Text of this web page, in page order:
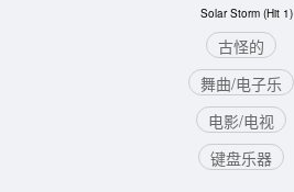
Solar Storm (Hit 1)
古怪的
舞曲/电子乐
电影/电视
键盘乐器